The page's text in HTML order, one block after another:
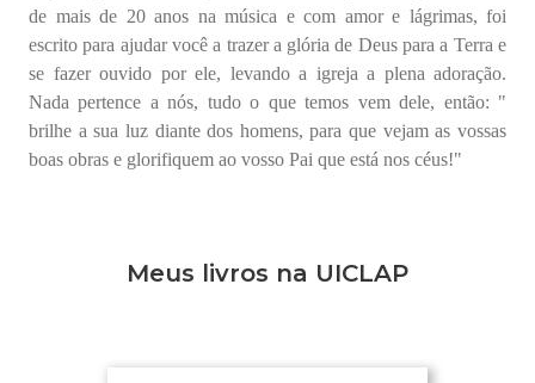
de mais de 20 anos na música e com amor e lágrimas, foi
escrito para ajudar você a trazer a glória de Deus para a Terra e
se fazer ouvido por ele, levando a igreja a plena adoração.
Nada pertence a nós, tudo o que temos vem dele, então: "
brilhe a sua luz diante dos homens, para que vejam as vossas
boas obras e glorifiquem ao vosso Pai que está nos céus!"
Meus livros na UICLAP